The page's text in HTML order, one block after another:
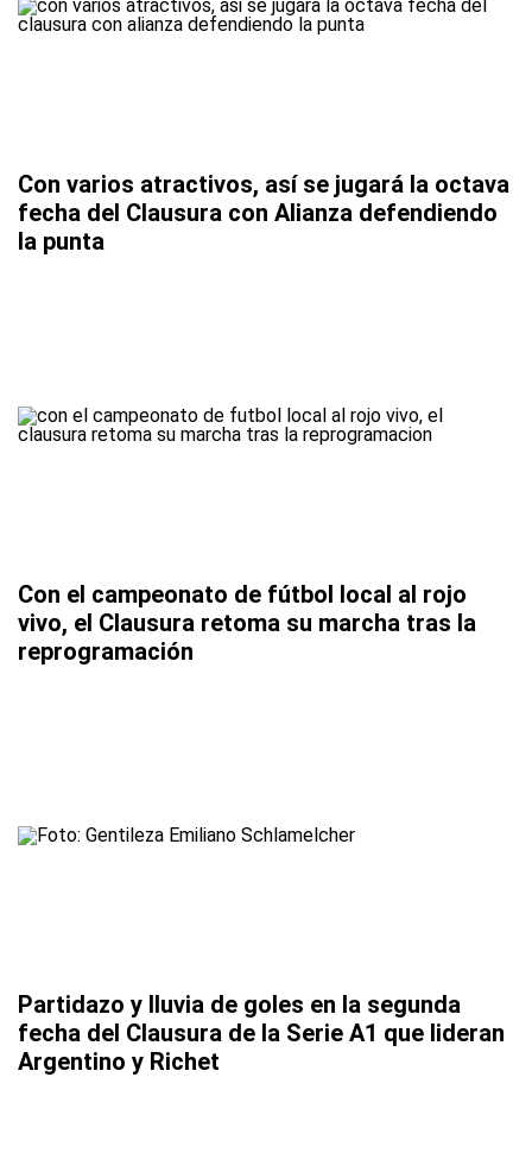
Con varios atractivos, así se jugará la octava
fecha del Clausura con Alianza defendiendo
la punta
Con el campeonato de fútbol local al rojo
vivo, el Clausura retoma su marcha tras la
reprogramación
Partidazo y lluvia de goles en la segunda
fecha del Clausura de la Serie A1 que lideran
Argentino y Richet